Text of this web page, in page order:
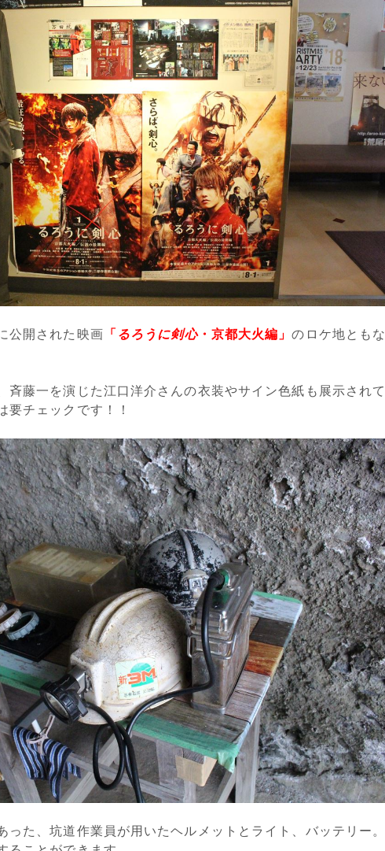
公開された映画 「 るろうに剣心・京都大火編」のロケ地ともな
斉藤一を演じた江口洋介さんの衣装やサイン色紙も展示されて
要チェックです！！
った、坑道作業員が用いたヘルメットとライト、バッテリー。